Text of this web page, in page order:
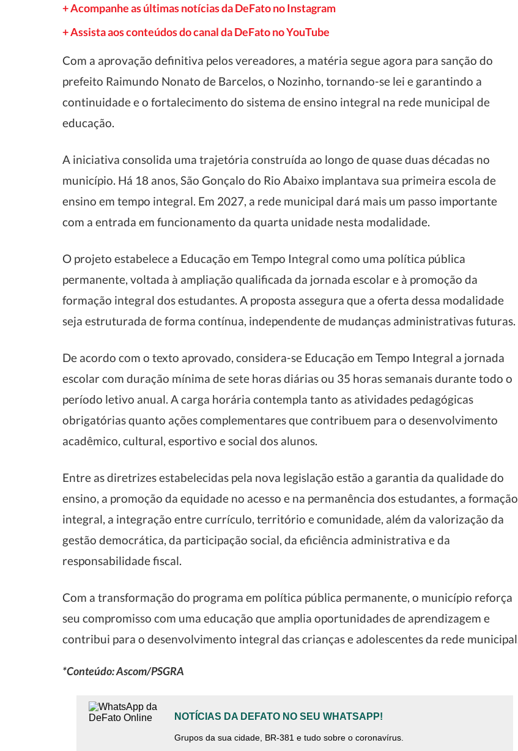
+ Acompanhe as últimas notícias da DeFato no Instagram
+ Assista aos conteúdos do canal da DeFato no YouTube
Com a aprovação definitiva pelos vereadores, a matéria segue agora para sanção do
prefeito Raimundo Nonato de Barcelos, o Nozinho, tornando-se lei e garantindo a
continuidade e o fortalecimento do sistema de ensino integral na rede municipal de
educação.
A iniciativa consolida uma trajetória construída ao longo de quase duas décadas no
município. Há 18 anos, São Gonçalo do Rio Abaixo implantava sua primeira escola de
ensino em tempo integral. Em 2027, a rede municipal dará mais um passo importante
com a entrada em funcionamento da quarta unidade nesta modalidade.
O projeto estabelece a Educação em Tempo Integral como uma política pública
permanente, voltada à ampliação qualificada da jornada escolar e à promoção da
formação integral dos estudantes. A proposta assegura que a oferta dessa modalidade
seja estruturada de forma contínua, independente de mudanças administrativas futuras.
De acordo com o texto aprovado, considera-se Educação em Tempo Integral a jornada
escolar com duração mínima de sete horas diárias ou 35 horas semanais durante todo o
período letivo anual. A carga horária contempla tanto as atividades pedagógicas
obrigatórias quanto ações complementares que contribuem para o desenvolvimento
acadêmico, cultural, esportivo e social dos alunos.
Entre as diretrizes estabelecidas pela nova legislação estão a garantia da qualidade do
ensino, a promoção da equidade no acesso e na permanência dos estudantes, a formação
integral, a integração entre currículo, território e comunidade, além da valorização da
gestão democrática, da participação social, da eficiência administrativa e da
responsabilidade fiscal.
Com a transformação do programa em política pública permanente, o município reforça
seu compromisso com uma educação que amplia oportunidades de aprendizagem e
contribui para o desenvolvimento integral das crianças e adolescentes da rede municipal.
*Conteúdo: Ascom/PSGRA